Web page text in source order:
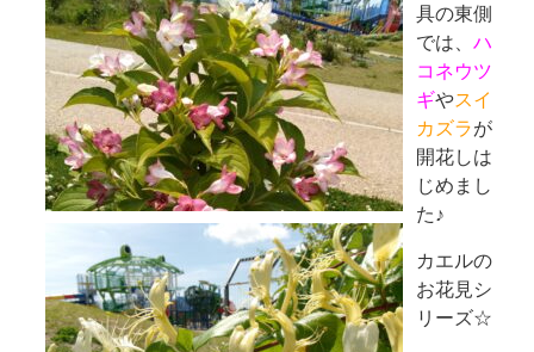
具の東側
では、ハ
コネウツ
ギやスイ
カズラが
開花しは
じめまし
た♪
カエルの
お花見シ
リーズ☆